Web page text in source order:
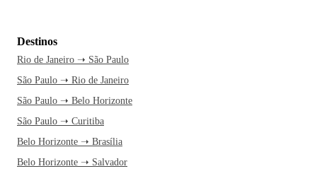
Destinos
Rio de Janeiro ➝ São Paulo
São Paulo ➝ Rio de Janeiro
São Paulo ➝ Belo Horizonte
São Paulo ➝ Curitiba
Belo Horizonte ➝ Brasília
Belo Horizonte ➝ Salvador